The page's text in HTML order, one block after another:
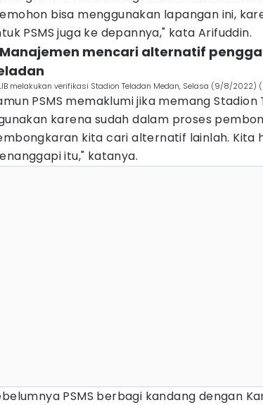
bisa menggunakan lapangan ini,
PSMS juga ke depannya," kata Arifuddin.
Manajemen mencari alternatif
LIB melakukan verifikasi Stadion Teladan Medan, Selasa (9/8/2022)
PSMS memaklumi jika memang
karena sudah dalam proses
kita cari alternatif lainlah. Kita
itu," katanya.
PSMS berbagi kandang dengan